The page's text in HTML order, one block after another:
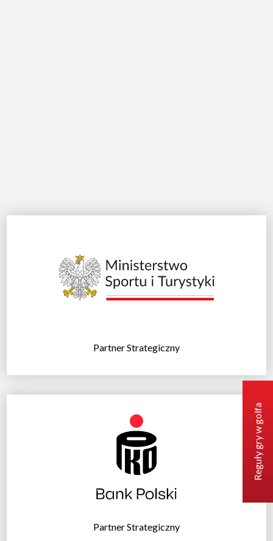
Partner Strategiczny
Partner Strategiczny
Reguły gry w golfa